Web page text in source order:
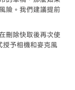
險。我們建議提前
刪除快取後再次使
予相機和麥克風